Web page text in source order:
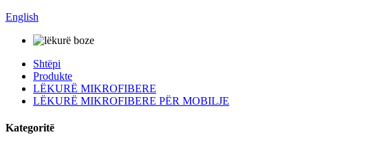
English
Shtëpi
Produkte
LËKURË MIKROFIBERE
LËKURË MIKROFIBERE PËR MOBILJE
Kategoritë